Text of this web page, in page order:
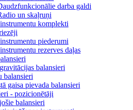
darba galdi
un skaļruņi
komplekti
piederumi
rezerves daļas
balansieri
balansieri
gaisa pievada balansieri
- pozicionētāji
balansieri